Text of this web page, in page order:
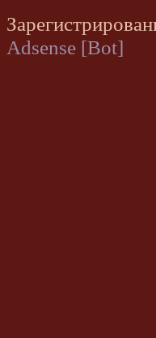
Adsense [Bot]